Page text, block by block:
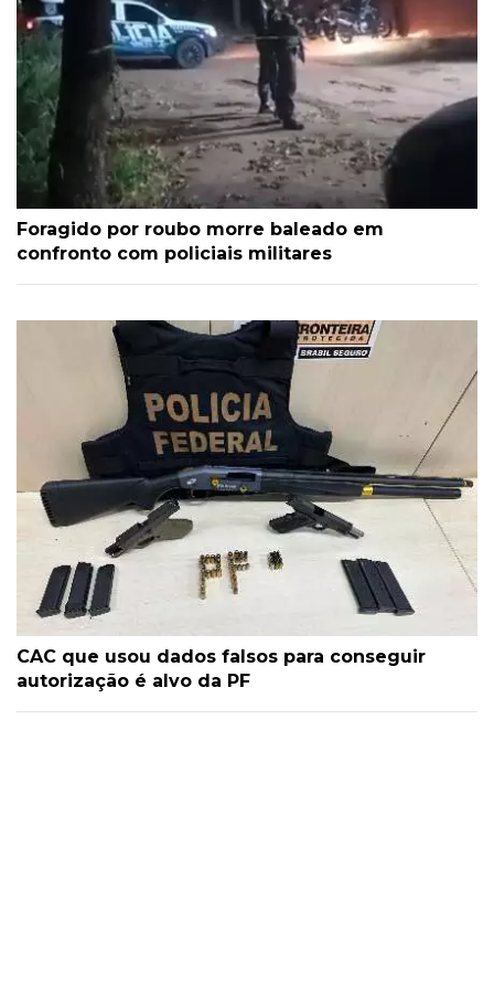
Foragido por roubo morre baleado em
confronto com policiais militares
CAC que usou dados falsos para conseguir
autorização é alvo da PF